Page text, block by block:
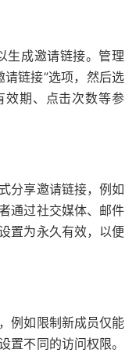
生成邀请链接。管理
链接”选项，然后选
效期、点击次数等参
分享邀请链接，例如
通过社交媒体、邮件
置为永久有效，以便
例如限制新成员仅能
置不同的访问权限。